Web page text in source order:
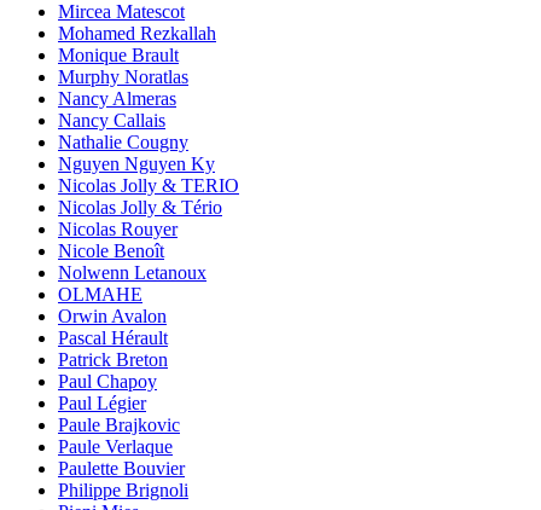
Mircea Matescot
Mohamed Rezkallah
Monique Brault
Murphy Noratlas
Nancy Almeras
Nancy Callais
Nathalie Cougny
Nguyen Nguyen Ky
Nicolas Jolly & TERIO
Nicolas Jolly & Tério
Nicolas Rouyer
Nicole Benoît
Nolwenn Letanoux
OLMAHE
Orwin Avalon
Pascal Hérault
Patrick Breton
Paul Chapoy
Paul Légier
Paule Brajkovic
Paule Verlaque
Paulette Bouvier
Philippe Brignoli